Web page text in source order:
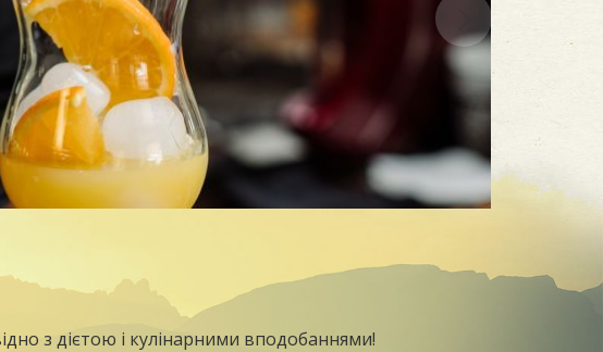
з дієтою і кулінарними вподобаннями!